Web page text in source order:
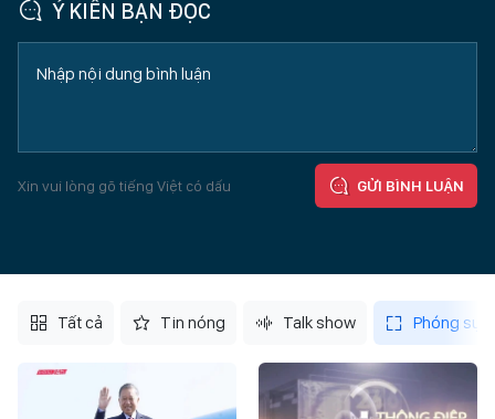
Ý KIẾN BẠN ĐỌC
Xin vui lòng gõ tiếng Việt có dấu GỬI BÌNH LUẬN
Tất cả Tin nóng Talk show Phóng sự